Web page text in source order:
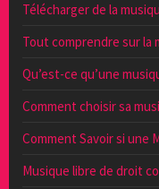
Télécharger de la
Tout comprendre sur la
Qu’est-ce qu’une
Comment choisir sa
Comment Savoir si une
Musique libre de droit